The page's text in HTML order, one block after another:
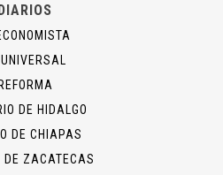
REFORMA
DE HIDALGO
DE CHIAPAS
DE ZACATECAS